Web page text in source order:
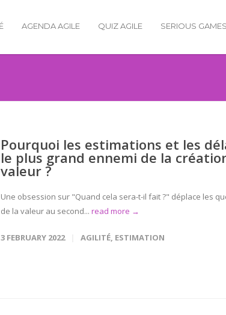
AGENDA AGILE QUIZ AGILE SERIOUS GAMES
Pourquoi les estimations et les
le plus grand ennemi de la
valeur ?
Une obsession sur "Quand cela sera-t-il fait ?" déplace les
de la valeur au second... read more →
3 FEBRUARY 2022 AGILITÉ, ESTIMATION